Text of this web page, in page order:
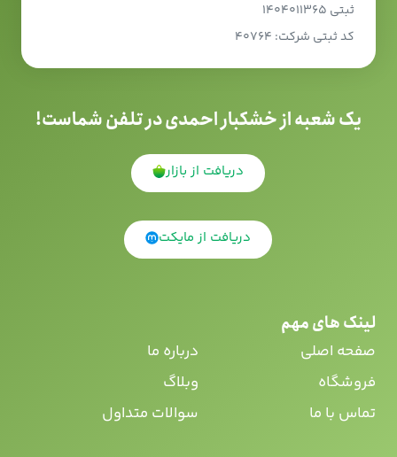
لینک های مهم
صفحه اصلی
فروشگاه
تماس با ما
درباره ما
وبلاگ
سوالات متداول
ثبتی ۱۴۰۴۰۱۱۳۶۵
کد ثبتی شرکت: ۴۰۷۶۴
یک شعبه از خشکبار احمدی در تلفن شماست!
دریافت از بازار
دریافت از مایکت